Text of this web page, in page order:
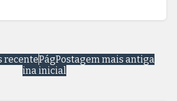
recente Postagem mais antiga
Pág
ina inicial